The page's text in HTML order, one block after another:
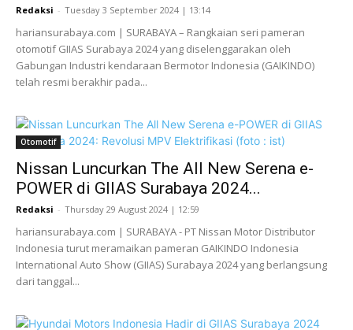
Redaksi - Tuesday 3 September 2024 | 13:14
hariansurabaya.com | SURABAYA – Rangkaian seri pameran
otomotif GIIAS Surabaya 2024 yang diselenggarakan oleh
Gabungan Industri kendaraan Bermotor Indonesia (GAIKINDO)
telah resmi berakhir pada...
Otomotif
Nissan Luncurkan The All New Serena e-
POWER di GIIAS Surabaya 2024...
Redaksi - Thursday 29 August 2024 | 12:59
hariansurabaya.com | SURABAYA - PT Nissan Motor Distributor
Indonesia turut meramaikan pameran GAIKINDO Indonesia
International Auto Show (GIIAS) Surabaya 2024 yang berlangsung
dari tanggal...